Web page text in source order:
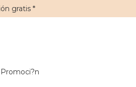
gratis*
Promoci?n